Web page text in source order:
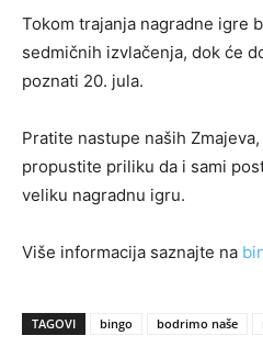
Tokom trajanja nagradne igre
sedmičnih izvlačenja, dok će
poznati 20. jula.
Pratite nastupe naših
propustite priliku da i sami
veliku nagradnu igru.
Više informacija saznajte na
TAGOVI bingo bodrimo naše